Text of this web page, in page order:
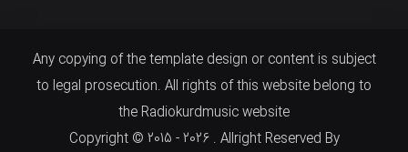
Any copying of the template design or content is subject
to legal prosecution. All rights of this website belong to
the Radiokurdmusic website
Copyright © 2015 - 2026 . Allright Reserved By